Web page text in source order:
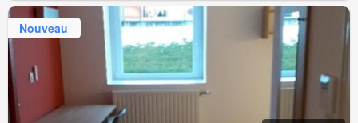
Nouveau